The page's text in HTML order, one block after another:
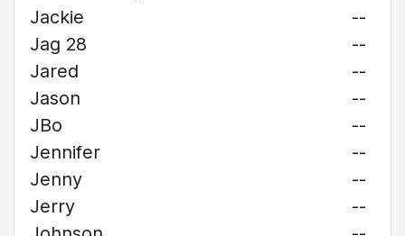
Jackie
--
Jag 28
--
Jared
--
Jason
--
JBo
--
Jennifer
--
Jenny
--
Jerry
--